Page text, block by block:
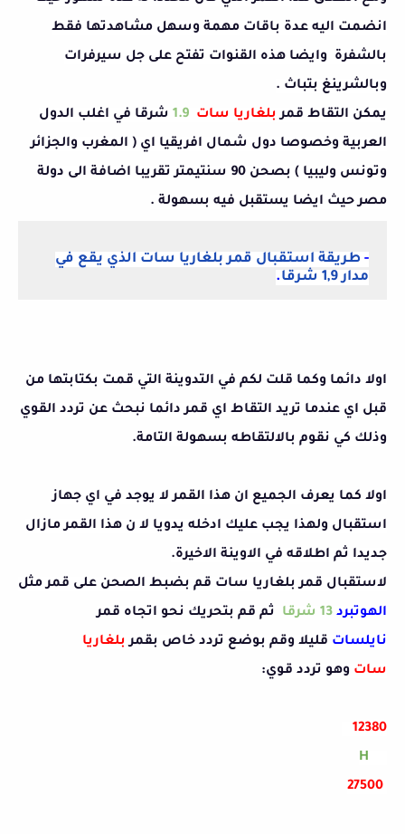
انضمت اليه عدة باقات مهمة وسهل مشاهدتها فقط
بالشفرة وايضا هذه القنوات تفتح على جل سيرفرات
وبالشرينغ بتباث .
يمكن التقاط قمربلغاريا سات 1.9 شرقا في اغلب الدول
العربية وخصوصا دول شمال افريقيا اي ( المغرب والجزائر
وتونس وليبيا ) بصحن 90 سنتيمتر تقريبا اضافة الى دولة
مصر حيث ايضا يستقبل فيه بسهولة .
- طريقة استقبال قمر بلغاريا سات الذي يقع في
مدار1,9 شرقا .
اولا دائما وكما قلت لكم في التدوينة التي قمت بكتابتها من
قبل اي عندما تريد التقاط اي قمر دائما نبحث عن تردد القوي
وذلك كي نقوم بالالتقاطه بسهولة التامة.
اولا كما يعرف الجميع ان هذا القمر لا يوجد في اي جهاز
استقبال ولهذا يجب عليك ادخله يدويا لا ن هذا القمر مازال
جديدا ثم اطلاقه في الاوينة الاخيرة.
لاستقبال قمر بلغاريا سات قم بضبط الصحن على قمر مثل
الهوتبرد 13 شرقا
ثم قم بتحريك نحو اتجاه قمر
نايلسات قليلا وقم بوضع تردد خاص بقمربلغاريا
سات وهو تردد قوي:
12380
H